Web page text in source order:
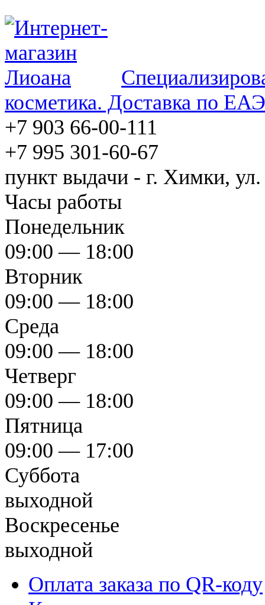
косметика. Доставка по
+7 903 66-00-111
+7 995 301-60-67
пункт выдачи - г. Химки, ул.
Часы работы
Понедельник
09:00 — 18:00
Вторник
09:00 — 18:00
Среда
09:00 — 18:00
Четверг
09:00 — 18:00
Пятница
09:00 — 17:00
Суббота
выходной
Воскресенье
выходной
Оплата заказа по QR-коду